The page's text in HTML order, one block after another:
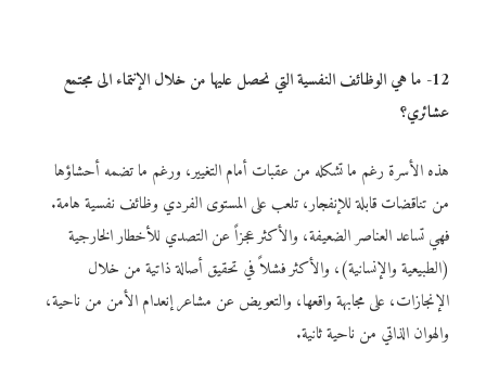
12- ما هي الوظائف
النفسية التي نحصل عليها من خلال الإنتماء الى مجتمع
عشائري؟
هذه الأسرة رغم ما تشكله من عقبات أمام التغيير، ورغم ما تضمه أحشاؤها
من تناقضات قابلة للإنفجار، تلعب على المستوى الفردي وظائف نفسية هامة.
فهي تساعد العناصر الضعيفة، والأكثر عجزاً عن التصدي للأخطار الخارجية
(الطبيعية والإنسانية)، والأكثر فشلاً في تحقيق أصالة ذاتية من خلال
الإنجازات، على مجابهة واقعها، والتعويض عن مشاعر إنعدام الأمن من ناحية،
والهوان الذاتي من ناحية ثانية.